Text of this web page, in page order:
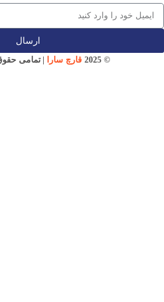
ارسال
© 2025 قارچ سارا تمامی